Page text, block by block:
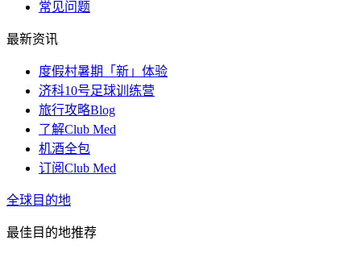
常见问题
最新资讯
度假村暑期「新」体验
济科10号足球训练营
旅行攻略Blog
了解Club Med
机酒全包
订阅Club Med
全球目的地
最佳目的地推荐